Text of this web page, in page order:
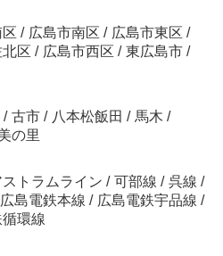
/ 広島市南区 / 広島市東区 /
区 / 広島市西区 / 東広島市 /
/ 古市 / 八本松飯田 / 馬木 /
の里
トラムライン / 可部線 / 呉線 /
広島電鉄本線 / 広島電鉄宇品線 /
環線